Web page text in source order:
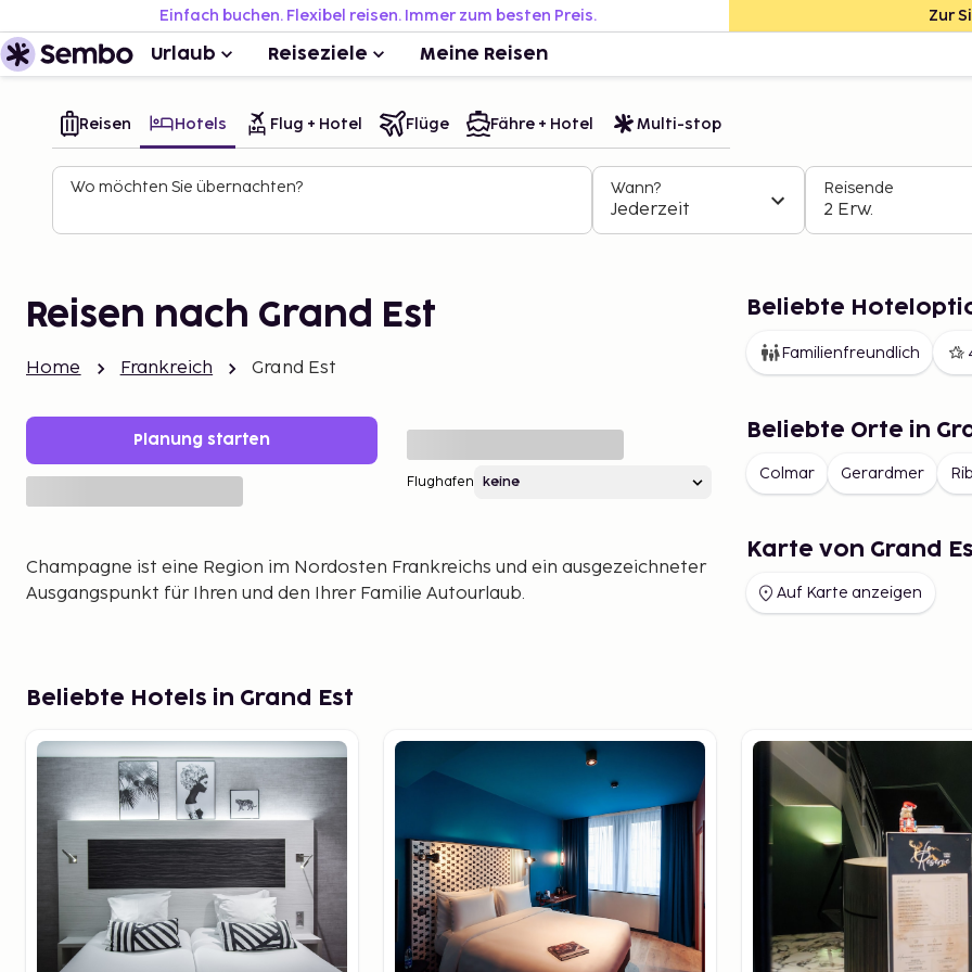
Einfach buchen. Flexibel reisen. Immer zum besten Preis. Zur
Urlaub Reiseziele Meine Reisen
Reisen Hotels Flug + Hotel Flüge Fähre + Hotel Multi-stop
Wo möchten Sie übernachten? Wann?
Jederzeit
Reisende
2 Erw.
Reisen nach Grand Est
Home Frankreich Grand Est
Planung starten
Flughafen
Champagne ist eine Region im Nordosten Frankreichs und ein ausgezeichneter
Ausgangspunkt für Ihren und den Ihrer Familie Autourlaub.
Beliebte
Familienfreundlich
Beliebte Orte in
Colmar Gerardmer
Karte von Grand
Auf Karte anzeigen
Beliebte Hotels in Grand Est